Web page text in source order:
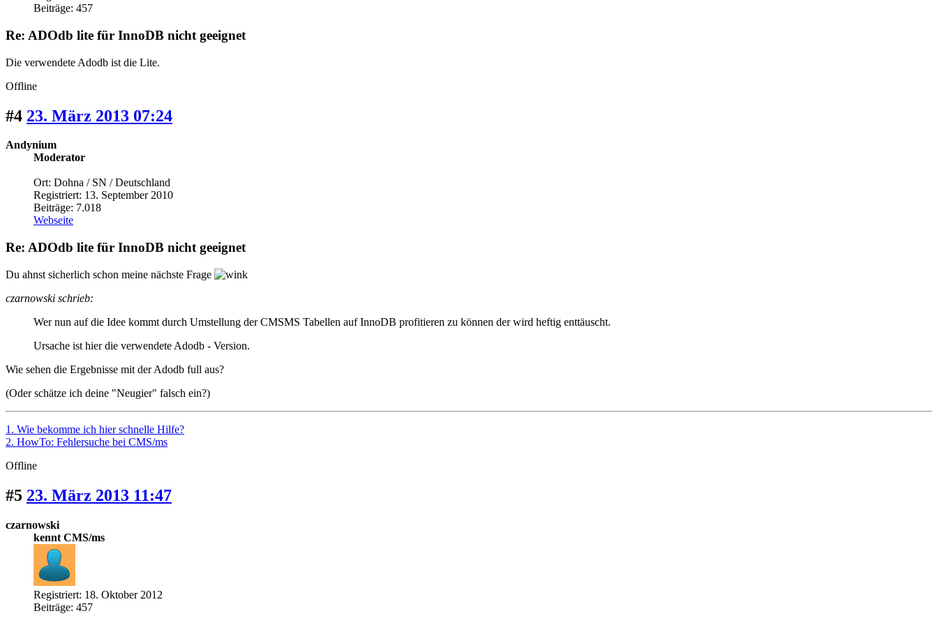
Beiträge: 457
Re: ADOdb lite für InnoDB nicht geeignet
Die verwendete Adodb ist die Lite.
Offline
#4 23. März 2013 07:24
Andynium
Moderator
Ort: Dohna / SN / Deutschland
Registriert: 13. September 2010
Beiträge: 7.018
Webseite
Re: ADOdb lite für InnoDB nicht geeignet
Du ahnst sicherlich schon meine nächste Frage
czarnowski schrieb:
Wer nun auf die Idee kommt durch Umstellung der CMSMS Tabellen auf InnoDB profitieren zu können der wird heftig enttäuscht.
Ursache ist hier die verwendete Adodb - Version.
Wie sehen die Ergebnisse mit der Adodb full aus?
(Oder schätze ich deine "Neugier" falsch ein?)
1. Wie bekomme ich hier schnelle Hilfe?
2. HowTo: Fehlersuche bei CMS/ms
Offline
#5 23. März 2013 11:47
czarnowski
kennt CMS/ms
Registriert: 18. Oktober 2012
Beiträge: 457